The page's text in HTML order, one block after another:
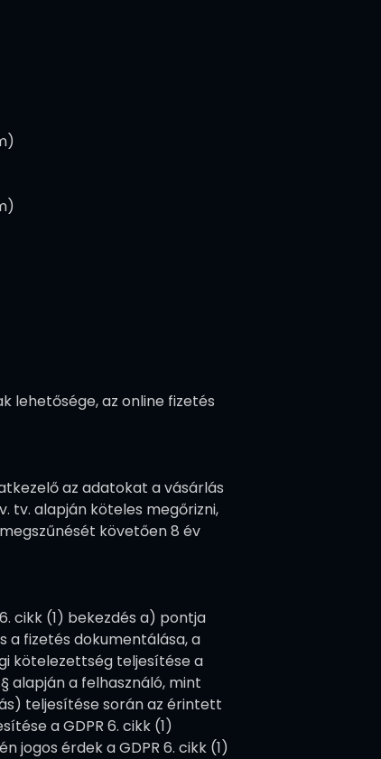
lehetősége, az online fizetés
az adatokat a vásárlás
tv. alapján köteles megőrizni,
követően 8 év
cikk (1) bekezdés a) pontja
a fizetés dokumentálása, a
kötelezettség teljesítése a
alapján a felhasználó, mint
teljesítése során az érintett
a GDPR 6. cikk (1)
jogos érdek a GDPR 6. cikk (1)